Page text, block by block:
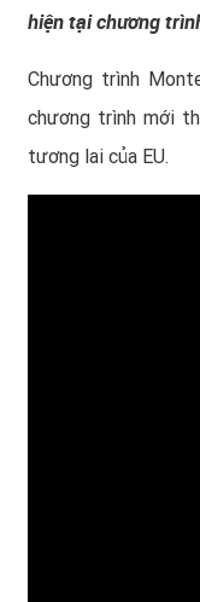
hiện tại chương
Chương trình
chương trình mới
tương lai của EU.